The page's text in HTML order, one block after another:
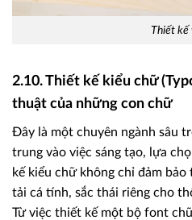
Thiết kế
2.10. Thiết kế kiểu chữ
thuật của những con chữ
Đây là một chuyên ngành sâu
trung vào việc sáng tạo, lựa
kế kiểu chữ không chỉ đảm
tải cá tính, sắc thái riêng cho
Từ việc thiết kế một bộ font